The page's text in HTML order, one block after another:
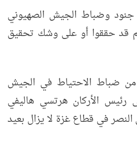
وضباط الجيش الصهيوني
قد حققوا أو على وشك تحقيق
ضباط الاحتياط في الجيش
رئيس الأركان هرتسي هاليفي
النصر في قطاع غزة لا يزال بعيد